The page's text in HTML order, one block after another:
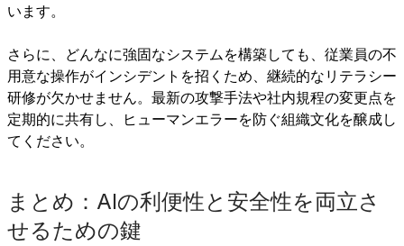
います。
さらに、どんなに強固なシステムを構築しても、従業員の不
用意な操作がインシデントを招くため、継続的なリテラシー
研修が欠かせません。最新の攻撃手法や社内規程の変更点を
定期的に共有し、ヒューマンエラーを防ぐ組織文化を醸成し
てください。
まとめ：AIの利便性と安全性を両立さ
せるための鍵